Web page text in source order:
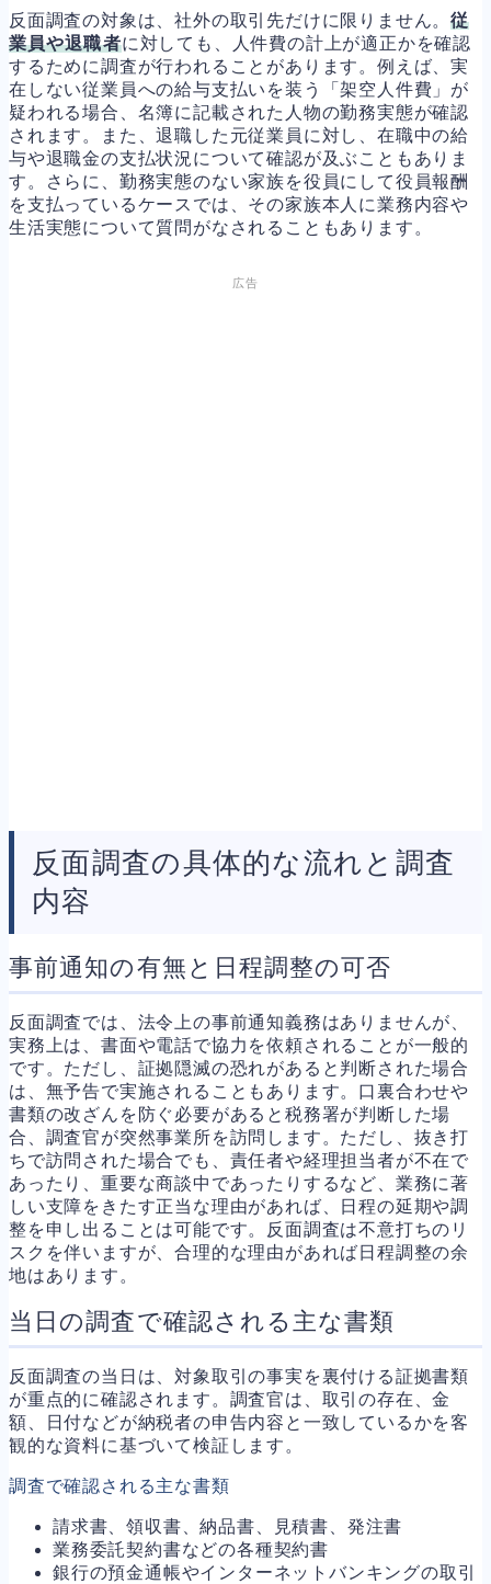
反面調査の対象は、社外の取引先だけに限りません。従
業員や退職者に対しても、人件費の計上が適正かを確認
するために調査が行われることがあります。例えば、実
在しない従業員への給与支払いを装う「架空人件費」が
疑われる場合、名簿に記載された人物の勤務実態が確認
されます。また、退職した元従業員に対し、在職中の給
与や退職金の支払状況について確認が及ぶこともありま
す。さらに、勤務実態のない家族を役員にして役員報酬
を支払っているケースでは、その家族本人に業務内容や
生活実態について質問がなされることもあります。
広告
反面調査の具体的な流れと調査
内容
事前通知の有無と日程調整の可否
反面調査では、法令上の事前通知義務はありませんが、
実務上は、書面や電話で協力を依頼されることが一般的
です。ただし、証拠隠滅の恐れがあると判断された場合
は、無予告で実施されることもあります。口裏合わせや
書類の改ざんを防ぐ必要があると税務署が判断した場
合、調査官が突然事業所を訪問します。ただし、抜き打
ちで訪問された場合でも、責任者や経理担当者が不在で
あったり、重要な商談中であったりするなど、業務に著
しい支障をきたす正当な理由があれば、日程の延期や調
整を申し出ることは可能です。反面調査は不意打ちのリ
スクを伴いますが、合理的な理由があれば日程調整の余
地はあります。
当日の調査で確認される主な書類
反面調査の当日は、対象取引の事実を裏付ける証拠書類
が重点的に確認されます。調査官は、取引の存在、金
額、日付などが納税者の申告内容と一致しているかを客
観的な資料に基づいて検証します。
調査で確認される主な書類
請求書、領収書、納品書、見積書、発注書
業務委託契約書などの各種契約書
銀行の預金通帳やインターネットバンキングの取引